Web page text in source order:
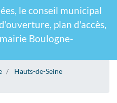
le conseil municipal
plan d'accès,
Boulogne-
Hauts-de-Seine